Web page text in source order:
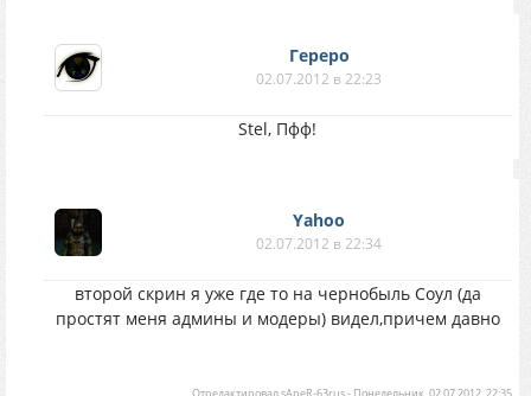
Гереро
02.07.2012 в 22:23
Stel, Пфф!
Yahoo
02.07.2012 в 22:34
второй скрин я уже где то на чернобыль Соул (да
простят меня админы и модеры) видел,причем давно